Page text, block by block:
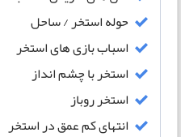
حوله استخر / ساحل
اسباب بازی های استخر
استخر با چشم انداز
استخر روباز
انتهای کم عمق در استخر